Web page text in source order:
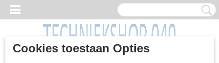
Cookies toestaan Opties